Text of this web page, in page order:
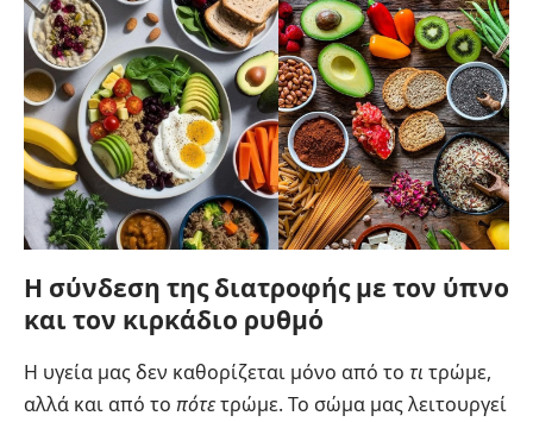
Η σύνδεση της διατροφής με τον ύπνο
και τον κιρκάδιο ρυθμό
Η υγεία μας δεν καθορίζεται μόνο από το τιτρώμε,
αλλά και από το πότετρώμε. Το σώμα μας λειτουργεί